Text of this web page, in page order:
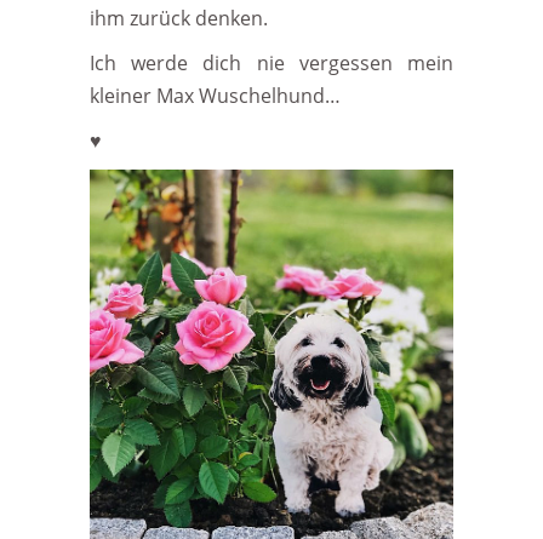
ihm zurück denken.
Ich werde dich nie vergessen mein
kleiner Max Wuschelhund…
♥